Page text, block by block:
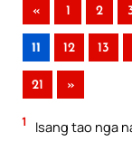
« 1 2
11 12 13
21 »
1
Isang tao nga